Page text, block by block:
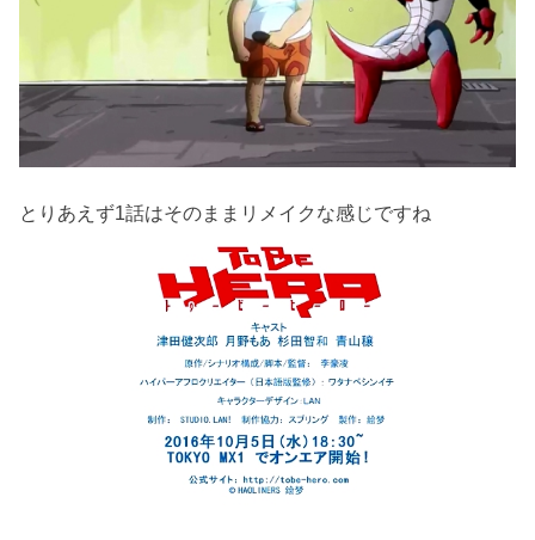
とりあえず1話はそのままリメイクな感じですね